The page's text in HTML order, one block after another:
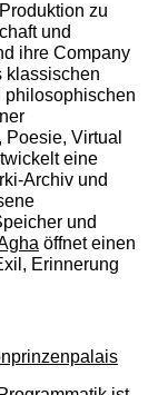
zu
und
ihre Company
klassischen
philosophischen
Virtual
eine
Archiv und
und
öffnet einen
Erinnerung